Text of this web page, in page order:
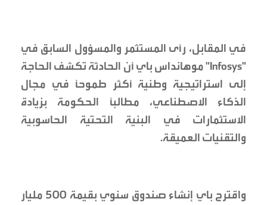
في المقابل، رأى المستثمر والمسؤول السابق في
"Infosys" موهانداس باي أن الحادثة تكشف الحاجة
إلى استراتيجية وطنية أكثر طموحاً في مجال
الذكاء الاصطناعي، مطالباً الحكومة بزيادة
الاستثمارات في البنية التحتية الحاسوبية
والتقنيات العميقة.
واقترح باي إنشاء صندوق سنوي بقيمة 500 مليار